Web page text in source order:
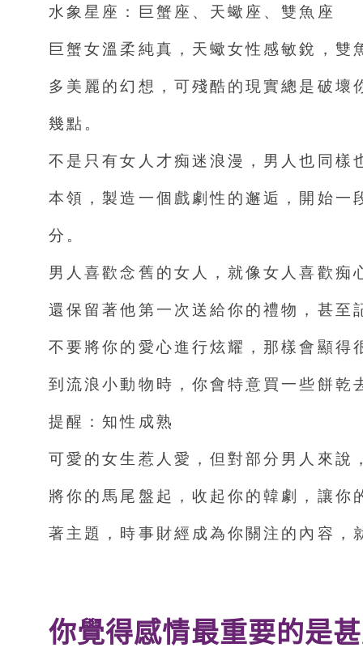
水象星座：巨蟹座、天蠍座、雙魚座
巨蟹女溫柔純真，天蠍女性感敏銳，
多美麗的幻想，可殘酷的現實總是破
幾點。
不是只有女人才痴迷浪漫，男人也同
本領，製造一個戲劇性的邂逅，開始
分。
男人喜歡念舊的女人，就像女人喜歡
還保留著他第一次送給你的禮物，甚至
不要將你的愛心進行炫耀，那樣會顯
到流浪小動物時，你會特意買一些餅乾
提醒：知性成熟
可愛的女生惹人愛，但對部分男人來
將你的馬尾盤起，收起你的韓劇，讓
著主題，時事財經成為你關注的內容
你覺得感情最重要的是